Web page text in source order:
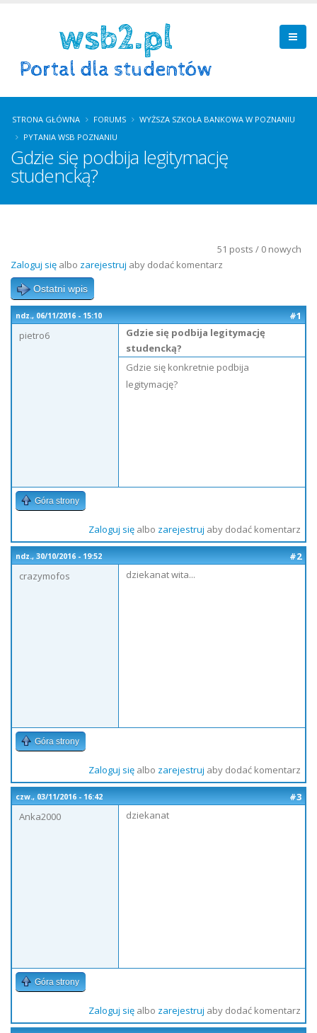
STRONA GŁÓWNA FORUMS
WYŻSZA SZKOŁA BANKOWA W POZNANIU
PYTANIA WSB POZNANIU
Gdzie się podbija legitymację
studencką?
51 posts / 0 nowych
Zaloguj się albo zarejestruj aby dodać komentarz
Ostatni wpis
ndz., 06/11/2016 - 15:10
#1
pietro6
Gdzie się podbija legitymację
studencką?
Gdzie się konkretnie podbija
legitymację?
Góra strony
Zaloguj sięalbo zarejestruj aby dodać komentarz
ndz., 30/10/2016 - 19:52
#2
crazymofos
dziekanat wita...
Góra strony
Zaloguj sięalbo zarejestruj aby dodać komentarz
czw., 03/11/2016 - 16:42
#3
Anka2000
dziekanat
Góra strony
Zaloguj sięalbo zarejestruj aby dodać komentarz